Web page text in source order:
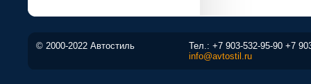
© 2000-2022 Автостиль Тел.: +7 903-532-95-90 +7
info@avtostil.ru